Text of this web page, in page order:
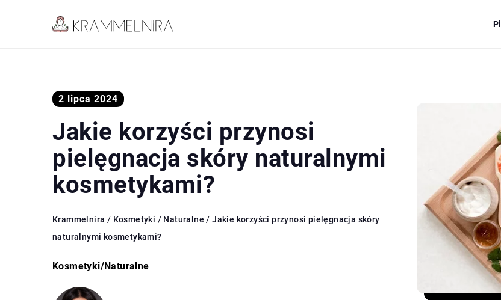
2 lipca 2024
Jakie korzyści przynosi
pielęgnacja skóry naturalnymi
kosmetykami?
Krammelnira / Kosmetyki / Naturalne /Jakie korzyści przynosi pielęgnacja skóry
naturalnymi kosmetykami?
Kosmetyki/Naturalne